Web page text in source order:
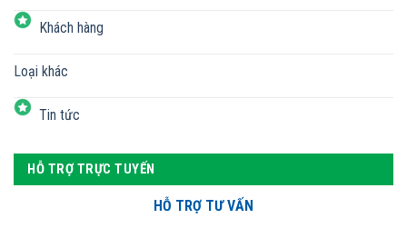
Khách hàng
Loại khác
Tin tức
HỖ TRỢ TRỰC TUYẾN
HỖ TRỢ TƯ VẤN